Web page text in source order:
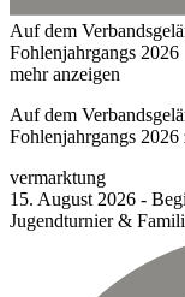
Auf dem
Fohlenjahrgangs 2026
mehr anzeigen
Auf dem
Fohlenjahrgangs 2026
vermarktung
15. August 2026 -
Jugendturnier &